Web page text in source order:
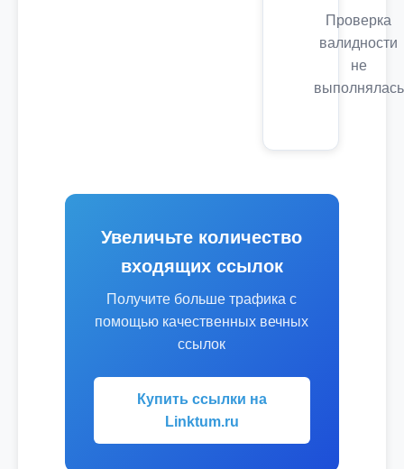
Проверка
валидности
не
выполнялась
Увеличьте количество
входящих ссылок
Получите больше трафика с
помощью качественных вечных
ссылок
Купить ссылки на
Linktum.ru